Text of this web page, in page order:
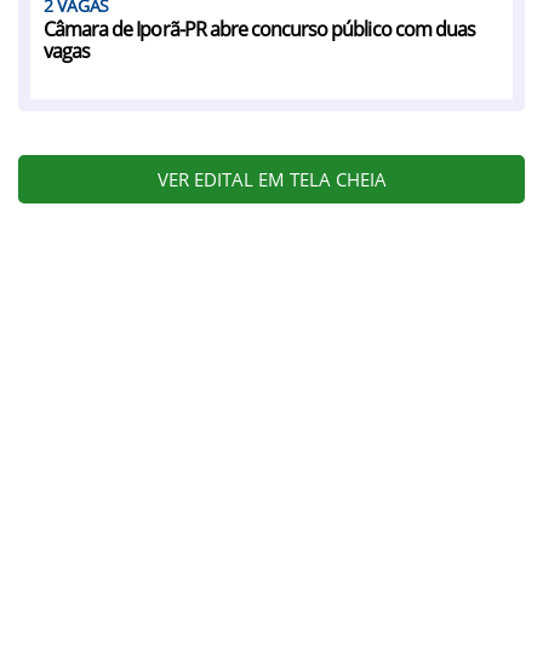
2
Câmara de Iporã-PR abre concurso público com duas
vagas
VER EDITAL EM TELA CHEIA